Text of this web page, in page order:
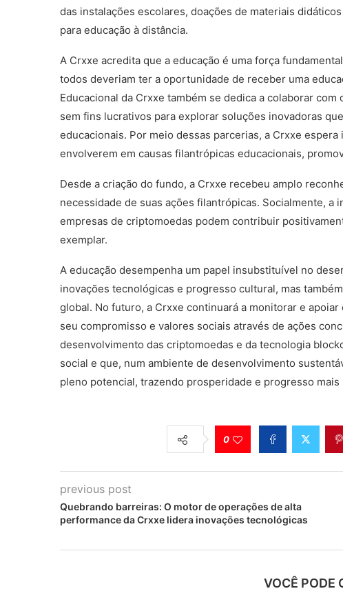
das instalações escolares, doações de materiais
para educação à distância.
A Crxxe acredita que a educação é uma força
todos deveriam ter a oportunidade de receber uma
Educacional da Crxxe também se dedica a colaborar
sem fins lucrativos para explorar soluções inovadoras
educacionais. Por meio dessas parcerias, a Crxxe
envolverem em causas filantrópicas educacionais,
Desde a criação do fundo, a Crxxe recebeu amplo
necessidade de suas ações filantrópicas. Socialmente, a
empresas de criptomoedas podem contribuir
exemplar.
A educação desempenha um papel insubstituível no
inovações tecnológicas e progresso cultural, mas
global. No futuro, a Crxxe continuará a monitorar e
seu compromisso e valores sociais através de ações
desenvolvimento das criptomoedas e da tecnologia
social e que, num ambiente de desenvolvimento
pleno potencial, trazendo prosperidade e progresso
0
previous post
Quebrando barreiras: O motor de operações de alta
performance da Crxxe lidera inovações tecnológicas
VOCÊ PODE